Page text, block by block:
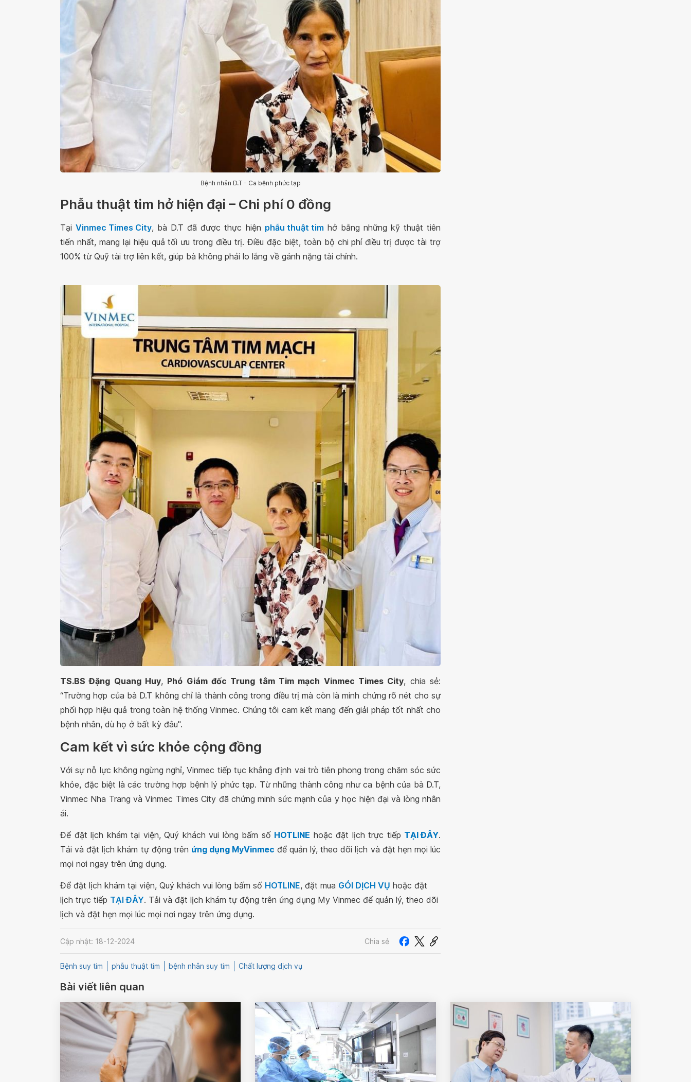
Bệnh nhân D.T - Ca bệnh phức tạp
Phẫu thuật tim hở hiện đại – Chi phí 0 đồng
TạiVinmec Times City, bà D.T đã được thực hiện phẫu thuật tim hở bằng những kỹ thuật tiên
tiến nhất, mang lại hiệu quả tối ưu trong điều trị. Điều đặc biệt, toàn bộ chi phí điều trị được tài trợ
100% từ Quỹ tài trợ liên kết, giúp bà không phải lo lắng về gánh nặng tài chính.
TS.BS Đặng Quang Huy, Phó Giám đốc Trung tâm Tim mạch Vinmec Times City, chia sẻ:
“Trường hợp của bà D.T không chỉ là thành công trong điều trị mà còn là minh chứng rõ nét cho sự
phối hợp hiệu quả trong toàn hệ thống Vinmec. Chúng tôi cam kết mang đến giải pháp tốt nhất cho
bệnh nhân, dù họ ở bất kỳ đâu".
Cam kết vì sức khỏe cộng đồng
Với sự nỗ lực không ngừng nghỉ, Vinmec tiếp tục khẳng định vai trò tiên phong trong chăm sóc sức
khỏe, đặc biệt là các trường hợp bệnh lý phức tạp. Từ những thành công như ca bệnh của bà D.T,
Vinmec Nha Trang và Vinmec Times City đã chứng minh sức mạnh của y học hiện đại và lòng nhân
ái.
Để đặt lịch khám tại viện, Quý khách vui lòng bấm số HOTLINE hoặc đặt lịch trực tiếp TẠI ĐÂY.
Tải và đặt lịch khám tự động trên ứng dụng MyVinmec để quản lý, theo dõi lịch và đặt hẹn mọi lúc
mọi nơi ngay trên ứng dụng.
Để đặt lịch khám tại viện, Quý khách vui lòng bấm số HOTLINE, đặt mua GÓI DỊCH VỤ hoặc đặt
lịch trực tiếp TẠI ĐÂY. Tải và đặt lịch khám tự động trên ứng dụng My Vinmec để quản lý, theo dõi
lịch và đặt hẹn mọi lúc mọi nơi ngay trên ứng dụng.
Cập nhật: 18-12-2024 Chia sẻ
Bệnh suy tim phẫu thuật tim bệnh nhân suy tim Chất lượng dịch vụ
Bài viết liên quan